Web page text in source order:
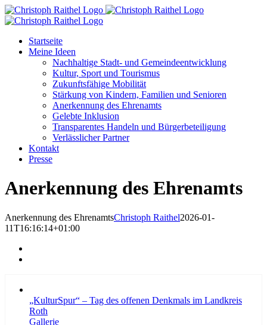
Skip
to
Startseite
Meine Ideen
Nachhaltige Stadt- und Gemeindeentwicklung
Kultur, Sport und Tourismus
Zukunftsfähige Mobilität
Stärkung von Kindern, Familien und Senioren
Anerkennung des Ehrenamts
Gelebte Inklusion
Transparentes Handeln und Bürgerbeteiligung
Verlässlicher Partner
Kontakt
Presse
Anerkennung des Ehrenamts
Anerkennung des EhrenamtsChristoph Raithel2026-01-
11T16:16:14+01:00
„KulturSpur“ – Tag des offenen Denkmals im Landkreis
Roth
Gallerie